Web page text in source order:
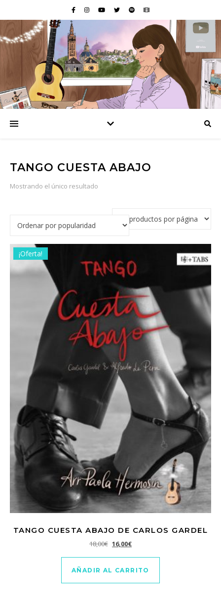
TANGO CUESTA ABAJO
Mostrando el único resultado
¡Oferta!
TANGO CUESTA ABAJO DE CARLOS GARDEL
18,00€ El precio original era: 18,00€.
16,00€El precio actual es: 16,00€.
AÑADIR AL CARRITO